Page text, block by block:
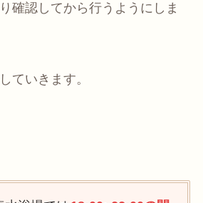
確認してから行うようにしま
ていきます。